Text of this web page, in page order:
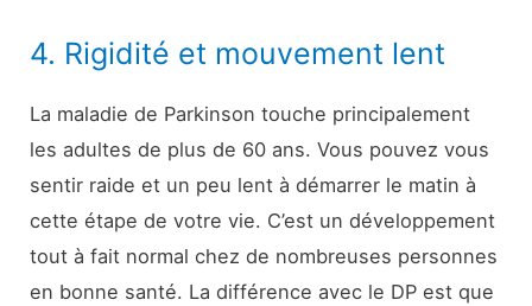
4. Rigidité et mouvement lent
La maladie de Parkinson touche principalement
les adultes de plus de 60 ans. Vous pouvez vous
sentir raide et un peu lent à démarrer le matin à
cette étape de votre vie. C’est un développement
tout à fait normal chez de nombreuses personnes
en bonne santé. La différence avec le DP est que